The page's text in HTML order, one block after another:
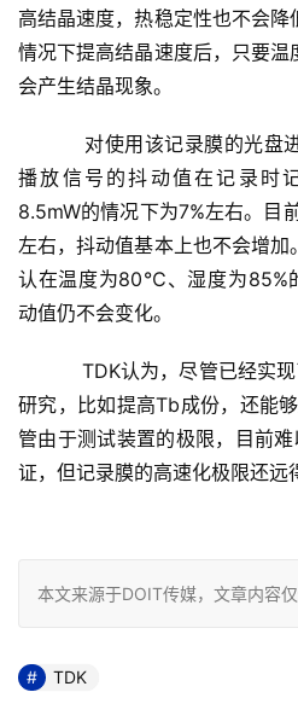
高结晶速度，热稳定性也不会
情况下提高结晶速度后，只要
会产生结晶现象。
对使用该记录膜的光盘进
播放信号的抖动值在记录时
8.5mW的情况下为7%左右。目
左右，抖动值基本上也不会增
认在温度为80℃、湿度为85%
动值仍不会变化。
TDK认为，尽管已经实现
研究，比如提高Tb成份，还能
管由于测试装置的极限，目前
证，但记录膜的高速化极限还远
本文来源于DOIT传媒，文章内容
TDK